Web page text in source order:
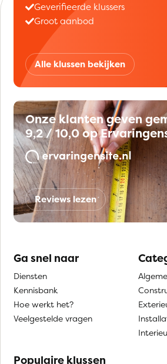
Geverifieerde klussers
Groot aanbod
Alle klussen bekijken
Onze klanten geven
9,2 / 10,0 op
Reviews lezen
Ga snel naar
Diensten
Kennisbank
Hoe werkt het?
Veelgestelde vragen
Populaire klussen